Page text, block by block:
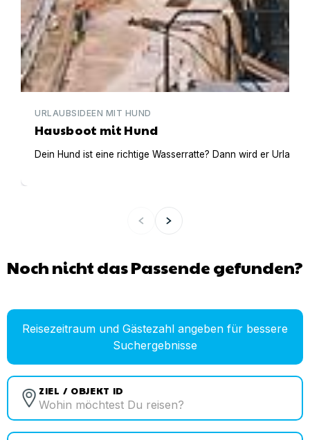
URLAUBSIDEEN MIT HUND
Hausboot mit Hund
Dein Hund ist eine richtige Wasserratte? Dann wird er
Noch nicht das Passende gefunden?
Reisezeitraum und Gästezahl angeben für bessere
Suchergebnisse
ZIEL / OBJEKT ID